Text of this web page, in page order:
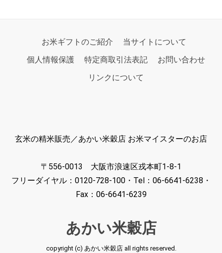
お米ギフトのご紹介
当サイトについて
個人情報保護
特定商取引法表記
お問い合わせ
リンクについて
玄米の精米販売／あかい米穀店 お米マイスターのお店
〒556-0013 大阪市浪速区戎本町1-8-1
フリーダイヤル：0120-728-100・Tel：06-6641-6238・
Fax：06-6641-6239
あかい米穀店
copyright (c) あかい米穀店 all rights reserved.